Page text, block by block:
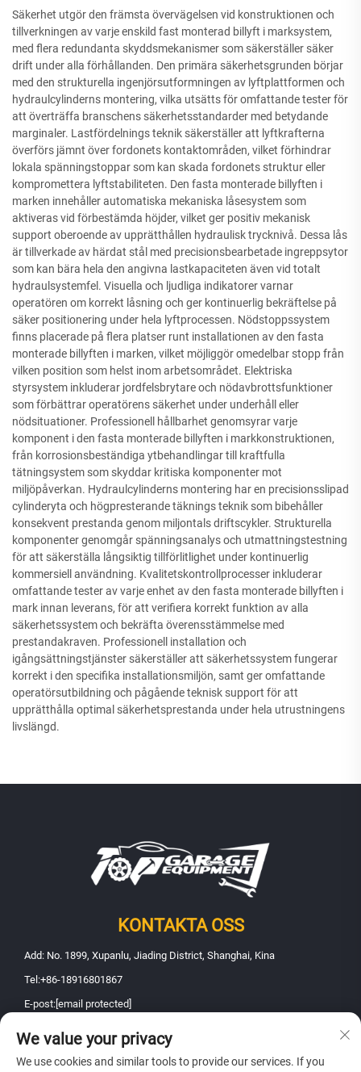
Säkerhet utgör den främsta övervägelsen vid konstruktionen och
tillverkningen av varje enskild fast monterad billyft i marksystem,
med flera redundanta skyddsmekanismer som säkerställer säker
drift under alla förhållanden. Den primära säkerhetsgrunden börjar
med den strukturella ingenjörsutformningen av lyftplattformen och
hydraulcylinderns montering, vilka utsätts för omfattande tester för
att överträffa branschens säkerhetsstandarder med betydande
marginaler. Lastfördelnings teknik säkerställer att lyftkrafterna
överförs jämnt över fordonets kontaktområden, vilket förhindrar
lokala spänningstoppar som kan skada fordonets struktur eller
kompromettera lyftstabiliteten. Den fasta monterade billyften i
marken innehåller automatiska mekaniska låsesystem som
aktiveras vid förbestämda höjder, vilket ger positiv mekanisk
support oberoende av upprätthållen hydraulisk trycknivå. Dessa lås
är tillverkade av härdat stål med precisionsbearbetade ingreppsytor
som kan bära hela den angivna lastkapaciteten även vid totalt
hydraulsystemfel. Visuella och ljudliga indikatorer varnar
operatören om korrekt låsning och ger kontinuerlig bekräftelse på
säker positionering under hela lyftprocessen. Nödstoppssystem
finns placerade på flera platser runt installationen av den fasta
monterade billyften i marken, vilket möjliggör omedelbar stopp från
vilken position som helst inom arbetsområdet. Elektriska
styrsystem inkluderar jordfelsbrytare och nödavbrottsfunktioner
som förbättrar operatörens säkerhet under underhåll eller
nödsituationer. Professionell hållbarhet genomsyrar varje
komponent i den fasta monterade billyften i markkonstruktionen,
från korrosionsbeständiga ytbehandlingar till kraftfulla
tätningsystem som skyddar kritiska komponenter mot
miljöpåverkan. Hydraulcylinderns montering har en precisionsslipad
cylinderyta och högpresterande täknings teknik som bibehåller
konsekvent prestanda genom miljontals driftscykler. Strukturella
komponenter genomgår spänningsanalys och utmattningstestning
för att säkerställa långsiktig tillförlitlighet under kontinuerlig
kommersiell användning. Kvalitetskontrollprocesser inkluderar
omfattande tester av varje enhet av den fasta monterade billyften i
mark innan leverans, för att verifiera korrekt funktion av alla
säkerhetssystem och bekräfta överensstämmelse med
prestandakraven. Professionell installation och
igångsättningstjänster säkerställer att säkerhetssystem fungerar
korrekt i den specifika installationsmiljön, samt ger omfattande
operatörsutbildning och pågående teknisk support för att
upprätthålla optimal säkerhetsprestanda under hela utrustningens
livslängd.
KONTAKTA OSS
Add: No. 1899, Xupanlu, Jiading District, Shanghai, Kina
Tel:+86-18916801867
E-post: [email protected]
Upphovsrätt © 2025 Shanghai Fanbao Automobile Maintenance
We value your privacy
We use cookies and similar tools to provide our services. If you